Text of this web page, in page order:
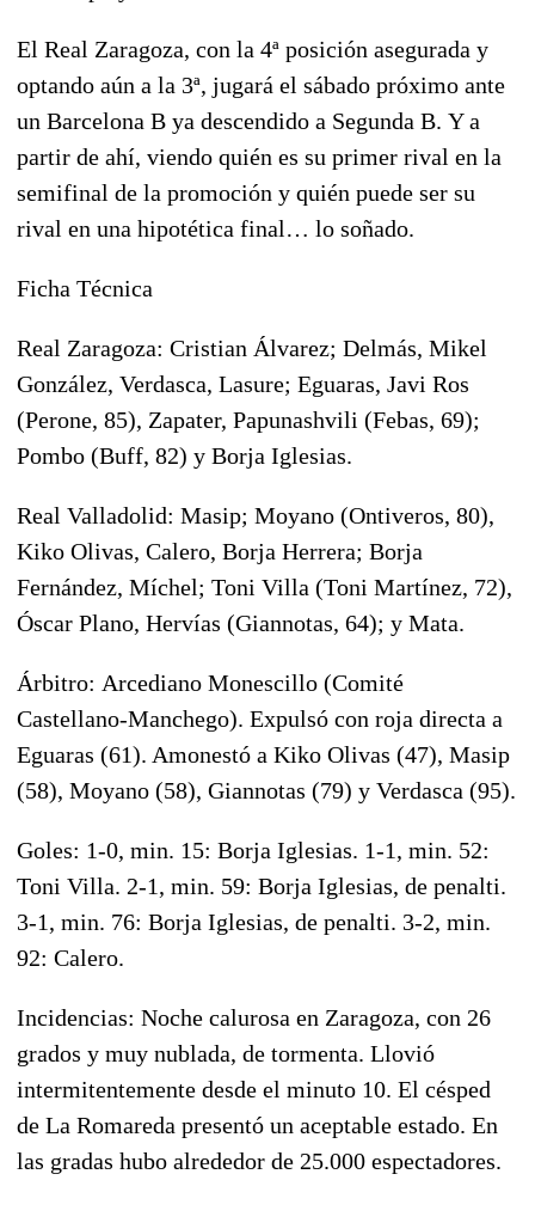
El Real Zaragoza, con la 4ª posición asegurada y
optando aún a la 3ª, jugará el sábado próximo ante
un Barcelona B ya descendido a Segunda B. Y a
partir de ahí, viendo quién es su primer rival en la
semifinal de la promoción y quién puede ser su
rival en una hipotética final… lo soñado.
Ficha Técnica
Real Zaragoza: Cristian Álvarez; Delmás, Mikel
González, Verdasca, Lasure; Eguaras, Javi Ros
(Perone, 85), Zapater, Papunashvili (Febas, 69);
Pombo (Buff, 82) y Borja Iglesias.
Real Valladolid: Masip; Moyano (Ontiveros, 80),
Kiko Olivas, Calero, Borja Herrera; Borja
Fernández, Míchel; Toni Villa (Toni Martínez, 72),
Óscar Plano, Hervías (Giannotas, 64); y Mata.
Árbitro: Arcediano Monescillo (Comité
Castellano-Manchego). Expulsó con roja directa a
Eguaras (61). Amonestó a Kiko Olivas (47), Masip
(58), Moyano (58), Giannotas (79) y Verdasca (95).
Goles: 1-0, min. 15: Borja Iglesias. 1-1, min. 52:
Toni Villa. 2-1, min. 59: Borja Iglesias, de penalti.
3-1, min. 76: Borja Iglesias, de penalti. 3-2, min.
92: Calero.
Incidencias: Noche calurosa en Zaragoza, con 26
grados y muy nublada, de tormenta. Llovió
intermitentemente desde el minuto 10. El césped
de La Romareda presentó un aceptable estado. En
las gradas hubo alrededor de 25.000 espectadores.